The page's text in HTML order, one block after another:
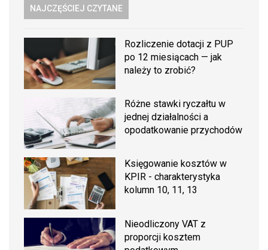
NAJCZĘŚCIEJ CZYTANE
Rozliczenie dotacji z PUP
po 12 miesiącach — jak
należy to zrobić?
Różne stawki ryczałtu w
jednej działalności a
opodatkowanie przychodów
Księgowanie kosztów w
KPIR - charakterystyka
kolumn 10, 11, 13
Nieodliczony VAT z
proporcji kosztem